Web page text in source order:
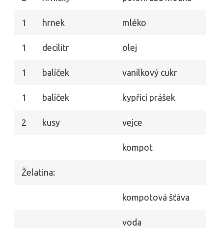
1 hrnek mléko
1 decilitr olej
1 balíček vanilkový cukr
1 balíček kypřicí prášek
2 kusy vejce
kompot
Želatina:
kompotová šťáva
voda